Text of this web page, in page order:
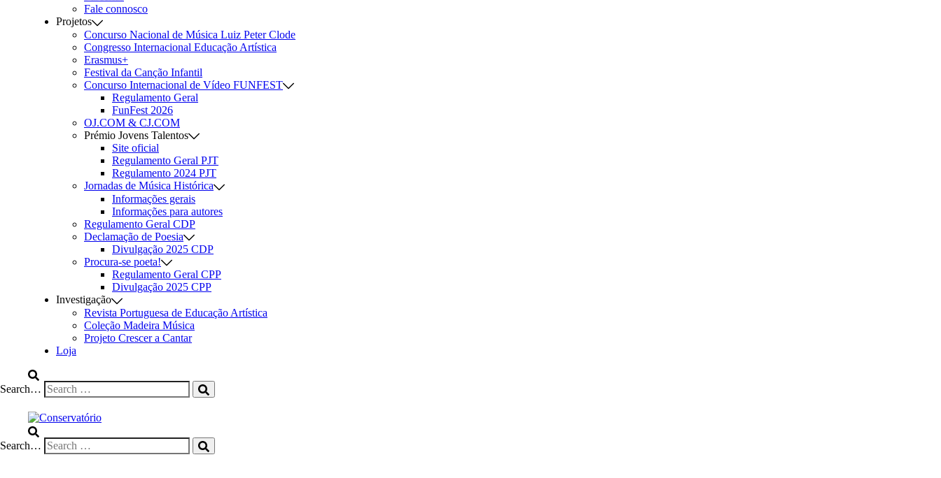
Fale connosco
Projetos
Concurso Nacional de Música Luiz Peter Clode
Congresso Internacional Educação Artística
Erasmus+
Festival da Canção Infantil
Concurso Internacional de Vídeo FUNFEST
Regulamento Geral
FunFest 2026
OJ.COM & CJ.COM
Prémio Jovens Talentos
Site oficial
Regulamento Geral PJT
Regulamento 2024 PJT
Jornadas de Música Histórica
Informações gerais
Informações para autores
Regulamento Geral CDP
Declamação de Poesia
Divulgação 2025 CDP
Procura-se poeta!
Regulamento Geral CPP
Divulgação 2025 CPP
Investigação
Revista Portuguesa de Educação Artística
Coleção Madeira Música
Projeto Crescer a Cantar
Loja
Search…
Search…